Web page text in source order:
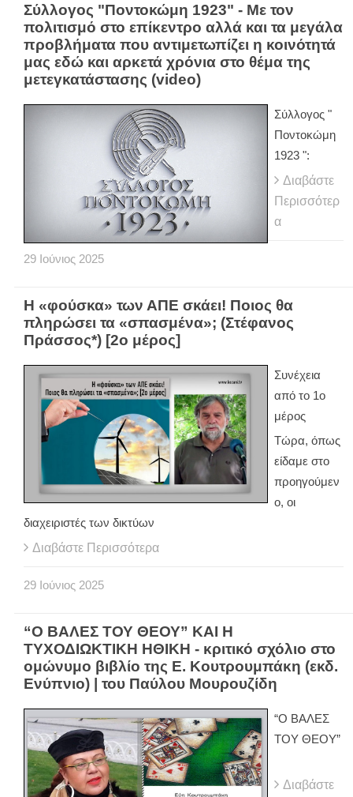
Σύλλογος "Ποντοκώμη 1923" - Με τον
πολιτισμό στο επίκεντρο αλλά και τα μεγάλα
προβλήματα που αντιμετωπίζει η κοινότητά
μας εδώ και αρκετά χρόνια στο θέμα της
μετεγκατάστασης (video)
Σύλλογος "
Ποντοκώμη
1923 ":
Διαβάστε
Περισσότερ
α
29 Ιούνιος 2025
Η «φούσκα» των ΑΠΕ σκάει! Ποιος θα
πληρώσει τα «σπασμένα»; (Στέφανος
Πράσσος*) [2ο μέρος]
Συνέχεια
από το 1ο
μέρος
Τώρα, όπως
είδαμε στο
προηγούμεν
ο, οι
διαχειριστές των δικτύων
Διαβάστε Περισσότερα
29 Ιούνιος 2025
“Ο ΒΑΛΕΣ ΤΟΥ ΘΕΟΥ” ΚΑΙ Η
ΤΥΧΟΔΙΩΚΤΙΚΗ ΗΘΙΚΗ - κριτικό σχόλιο στο
ομώνυμο βιβλίο της Ε. Κουτρουμπάκη (εκδ.
Ενύπνιο) | του Παύλου Μουρουζίδη
“Ο ΒΑΛΕΣ
ΤΟΥ ΘΕΟΥ”
Διαβάστε